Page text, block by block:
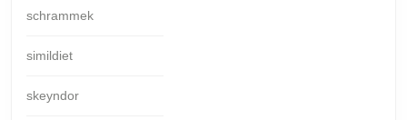
schrammek
simildiet
skeyndor